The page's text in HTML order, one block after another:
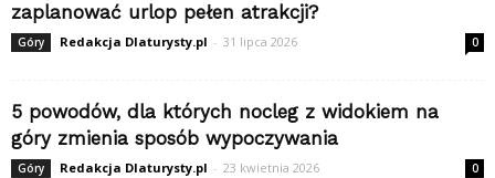
zaplanować urlop pełen atrakcji?
Góry Redakcja Dlaturysty.pl - 31 lipca 2026 0
5 powodów, dla których nocleg z widokiem na
góry zmienia sposób wypoczywania
Góry Redakcja Dlaturysty.pl - 23 kwietnia 2026 0